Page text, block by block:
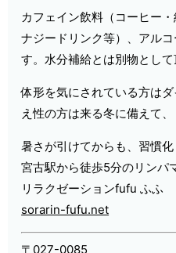
カフェイン飲料（コーヒー
ナジードリンク等）、アル
す。水分補給とは別物として
体形を気にされている方は
え性の方は来る冬に備えて、
暑さが引けてからも、習慣
宮古駅から徒歩5分のリンパ
リラクゼーションfufu ふふ
sorarin-fufu.net
〒027-0085